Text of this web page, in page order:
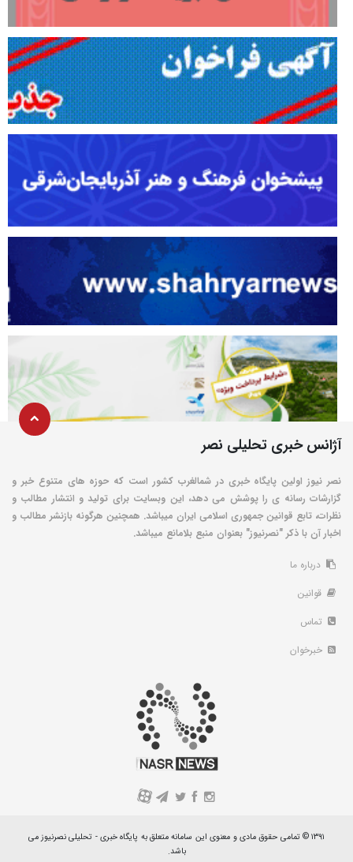
آژانس خبری تحلیلی نصر
نصر نیوز اولین پایگاه خبری در شمالغرب کشور است که حوزه های متنوع خبر و
گزارشات رسانه ی را پوشش می دهد، این وبسایت برای تولید و انتشار مطالب و
نظرات، تابع قوانین جمهوری اسلامی ایران میباشد. همچنین هرگونه بازنشر مطالب و
اخبار آن با ذکر "نصرنیوز" بعنوان منبع بلامانع میباشد.
درباره ما
قوانین
تماس
خبرخوان
A
۱۳۹۱ © تمامی حقوق مادی و معنوی این سامانه متعلق به پایگاه خبری - تحلیلی نصرنیوز می
باشد.